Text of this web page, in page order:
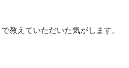
教えていただいた気がします。